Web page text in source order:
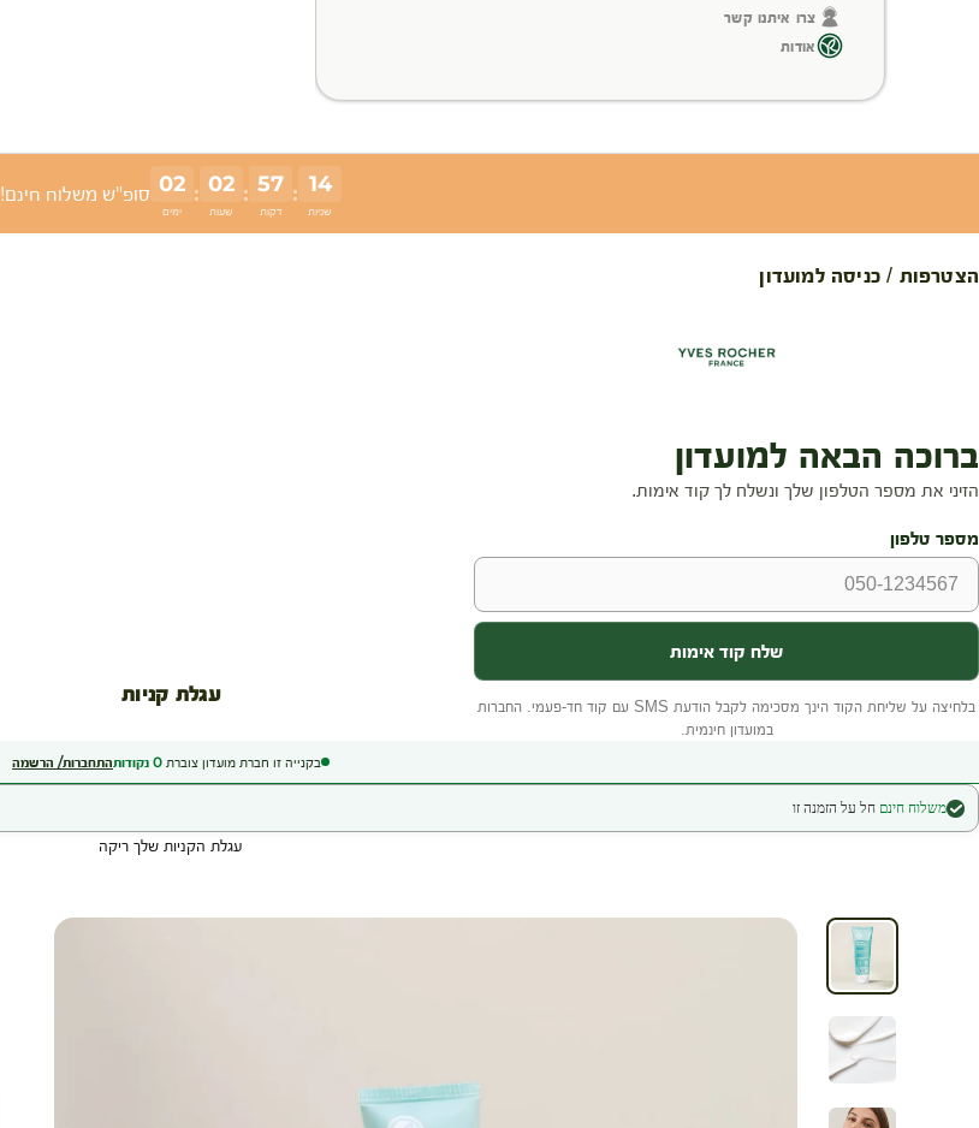
צרו איתנו קשר
אודות
02
ימים
: 02
שעות
: 57
דקות
: 14
שניות
סופ"ש משלוח חינם!
הצטרפות / כניסה למועדון
בקנייה זו חברת מועדון צוברת 0 נקודותהתחברות/ הרשמה
עגלת קניות
משלוח חינם חל על הזמנה זו
עגלת הקניות שלך ריקה